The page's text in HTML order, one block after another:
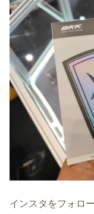
インスタをフォロ